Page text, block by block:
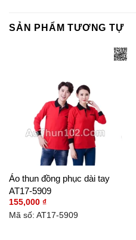
SẢN PHẨM TƯƠNG TỰ
Áo thun đồng phục dài tay
AT17-5909
155,000 ₫
Mã số: AT17-5909